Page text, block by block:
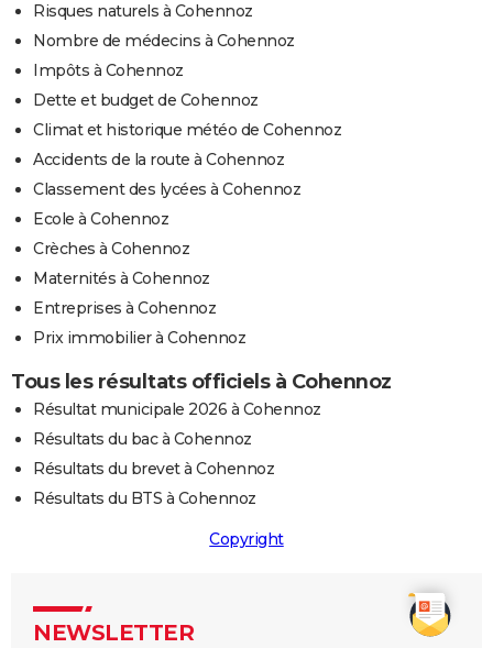
Risques naturels à Cohennoz
Nombre de médecins à Cohennoz
Impôts à Cohennoz
Dette et budget de Cohennoz
Climat et historique météo de Cohennoz
Accidents de la route à Cohennoz
Classement des lycées à Cohennoz
Ecole à Cohennoz
Crèches à Cohennoz
Maternités à Cohennoz
Entreprises à Cohennoz
Prix immobilier à Cohennoz
Tous les résultats officiels à Cohennoz
Résultat municipale 2026 à Cohennoz
Résultats du bac à Cohennoz
Résultats du brevet à Cohennoz
Résultats du BTS à Cohennoz
Copyright
NEWSLETTER